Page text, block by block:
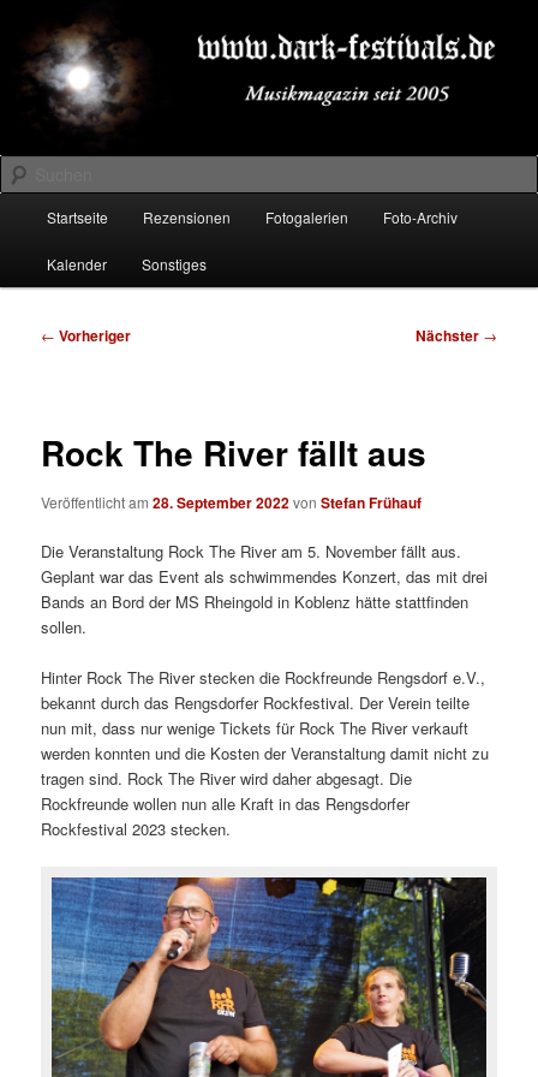
primären
Inhalt
springenDARK-FESTIVALS.DE
Suchen
Startseite Rezensionen Fotogalerien Foto-Archiv
Kalender Sonstiges
Beitragsnavigation
← Vorheriger Nächster →
Rock The River fällt aus
Veröffentlicht am28. September 2022vonStefan Frühauf
Die Veranstaltung Rock The River am 5. November fällt aus.
Geplant war das Event als schwimmendes Konzert, das mit drei
Bands an Bord der MS Rheingold in Koblenz hätte stattfinden
sollen.
Hinter Rock The River stecken die Rockfreunde Rengsdorf e.V.,
bekannt durch das Rengsdorfer Rockfestival. Der Verein teilte
nun mit, dass nur wenige Tickets für Rock The River verkauft
werden konnten und die Kosten der Veranstaltung damit nicht zu
tragen sind. Rock The River wird daher abgesagt. Die
Rockfreunde wollen nun alle Kraft in das Rengsdorfer
Rockfestival 2023 stecken.